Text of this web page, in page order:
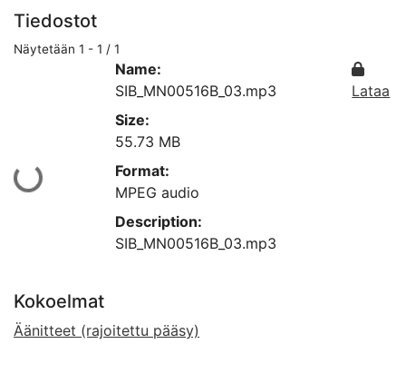
Tiedostot
Näytetään 1 - 1 / 1
Ladataan...
Name:
SIB_MN00516B_03.mp3
Size:
55.73 MB
Format:
MPEG audio
Description:
SIB_MN00516B_03.mp3
Lataa
Kokoelmat
Äänitteet (rajoitettu pääsy)